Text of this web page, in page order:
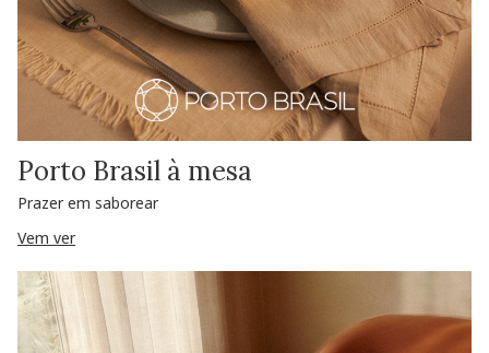
Porto Brasil à mesa
Prazer em saborear
Vem ver